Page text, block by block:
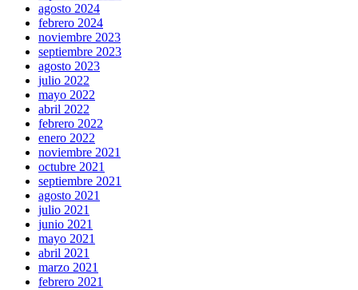
agosto 2024
febrero 2024
noviembre 2023
septiembre 2023
agosto 2023
julio 2022
mayo 2022
abril 2022
febrero 2022
enero 2022
noviembre 2021
octubre 2021
septiembre 2021
agosto 2021
julio 2021
junio 2021
mayo 2021
abril 2021
marzo 2021
febrero 2021